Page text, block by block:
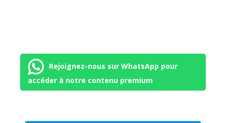
Rejoignez-nous sur WhatsApp pour
accéder à notre contenu premium